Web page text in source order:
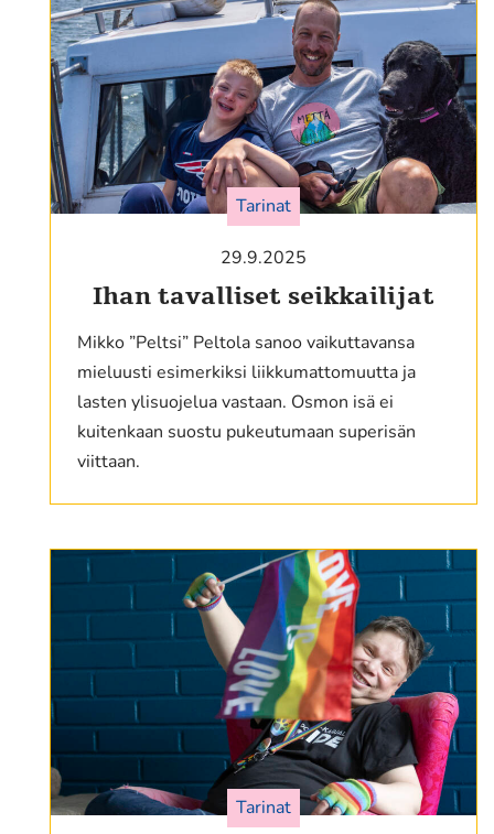
Tarinat
29.9.2025
Ihan tavalliset seikkailijat
Mikko ”Peltsi” Peltola sanoo vaikuttavansa
mieluusti esimerkiksi liikkumattomuutta ja
lasten ylisuojelua vastaan. Osmon isä ei
kuitenkaan suostu pukeutumaan superisän
viittaan.
Tarinat